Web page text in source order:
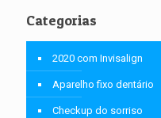
Categorias
2020 com Invisalign
Aparelho fixo dentário
Checkup do sorriso